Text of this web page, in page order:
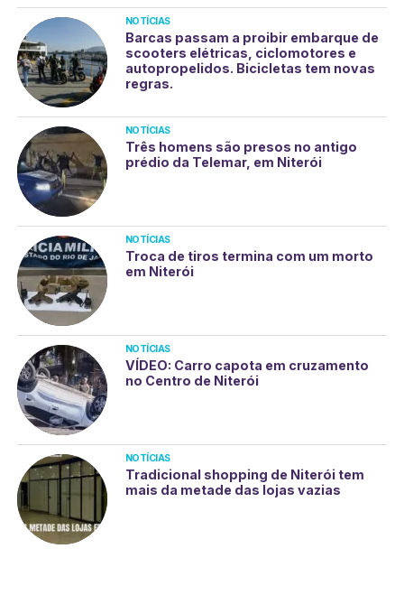
NOTÍCIAS
Barcas passam a proibir embarque de
scooters elétricas, ciclomotores e
autopropelidos. Bicicletas tem novas
regras.
NOTÍCIAS
Três homens são presos no antigo
prédio da Telemar, em Niterói
NOTÍCIAS
Troca de tiros termina com um morto
em Niterói
NOTÍCIAS
VÍDEO: Carro capota em cruzamento
no Centro de Niterói
NOTÍCIAS
Tradicional shopping de Niterói tem
mais da metade das lojas vazias